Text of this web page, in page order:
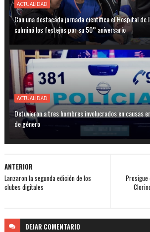
ACTUALIDAD
Con una destacada jornada científica el Hospital de
culminó los festejos por su 50° aniversario
ACTUALIDAD
Detuvieron a tres hombres involucrados en causas
de género
ANTERIOR
Lanzaron la segunda edición de los
clubes digitales
DEJAR COMENTARIO